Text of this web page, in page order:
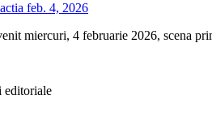
feb. 4, 2026
miercuri, 4 februarie 2026, scena
editoriale